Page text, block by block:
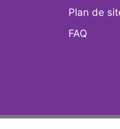
Plan de
FAQ